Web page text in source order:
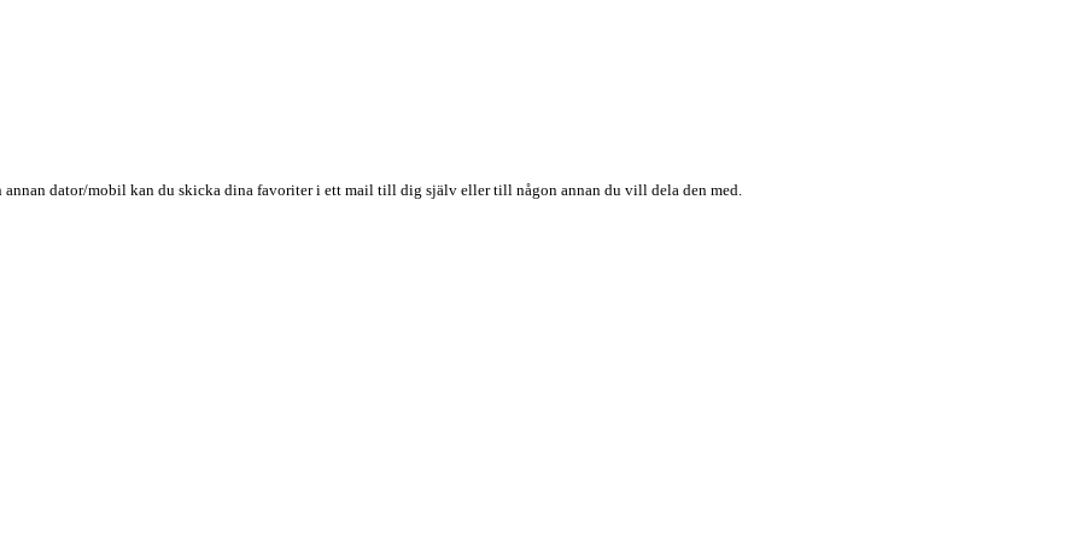
annan dator/mobil kan du skicka dina favoriter i ett mail till dig själv eller till någon annan du vill dela den med.